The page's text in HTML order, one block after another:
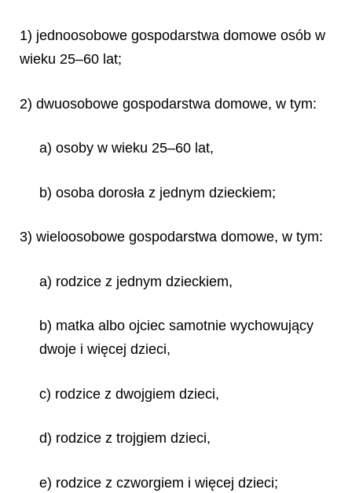
1) jednoosobowe gospodarstwa domowe osób w
wieku 25–60 lat;
2) dwuosobowe gospodarstwa domowe, w tym:
a) osoby w wieku 25–60 lat,
b) osoba dorosła z jednym dzieckiem;
3) wieloosobowe gospodarstwa domowe, w tym:
a) rodzice z jednym dzieckiem,
b) matka albo ojciec samotnie wychowujący
dwoje i więcej dzieci,
c) rodzice z dwojgiem dzieci,
d) rodzice z trojgiem dzieci,
e) rodzice z czworgiem i więcej dzieci;